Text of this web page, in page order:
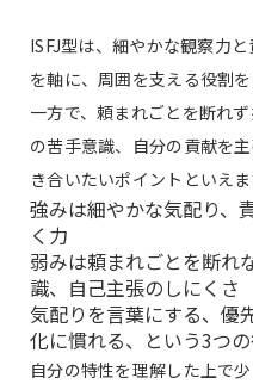
ISFJ型は、細やかな観察力
を軸に、周囲を支える役割
一方で、頼まれごとを断れ
の苦手意識、自分の貢献を
き合いたいポイントといえま
強みは細やかな気配り、
く力
弱みは頼まれごとを断れ
識、自己主張のしにくさ
気配りを言葉にする、優
化に慣れる、という3つ
自分の特性を理解した上で